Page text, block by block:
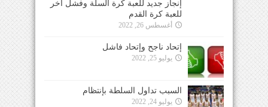
إنجاز جديد للعبة كرة السلة وفشل آخر
للعبة كرة القدم
أغسطس 26, 2022
إتحاد ناجح وإتحاد فاشل
يوليو 25, 2022
السبب تداول السلطة بإنتظام
يوليو 24, 2022